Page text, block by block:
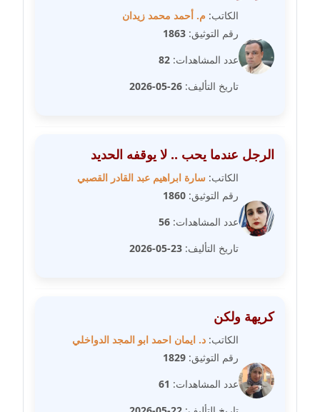
مدونة فاطمة الزهراء بناني
موقوف
مدونة فيرا زولوتاريفا
عاملة
مدونة فيروز القطلبي
عاملة
مدونة كريمان سالم
مدونة كنوز صلاح
موقوف
مدونة كيندا فائز
عاملة
الكاتب: م. أحمد محمد زيدان
رقم التوثيق: 1863
عدد المشاهدات: 82
تاريخ التأليف: 26-05-2026
الرجل عندما يحب .. لا يوقفه الحديد
الكاتب: سارة ابراهيم عبد القادر القصبي
رقم التوثيق: 1860
عدد المشاهدات: 56
تاريخ التأليف: 23-05-2026
كريهة ولكن
الكاتب: د. ايمان احمد ابو المجد الدواخلي
رقم التوثيق: 1829
عدد المشاهدات: 61